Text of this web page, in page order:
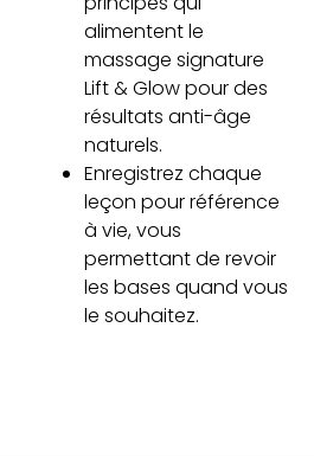
alimentent le
massage signature
Lift & Glow pour des
résultats anti-âge
naturels.
Enregistrez chaque
leçon pour référence
à vie, vous
permettant de revoir
les bases quand vous
le souhaitez.